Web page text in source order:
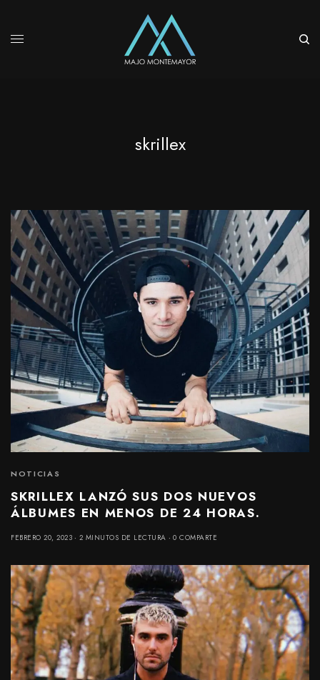
skrillex
NOTICIAS
SKRILLEX LANZÓ SUS DOS NUEVOS
ÁLBUMES EN MENOS DE 24 HORAS.
FEBRERO 20, 2023 2 MINUTOS DE LECTURA 0 COMPARTE